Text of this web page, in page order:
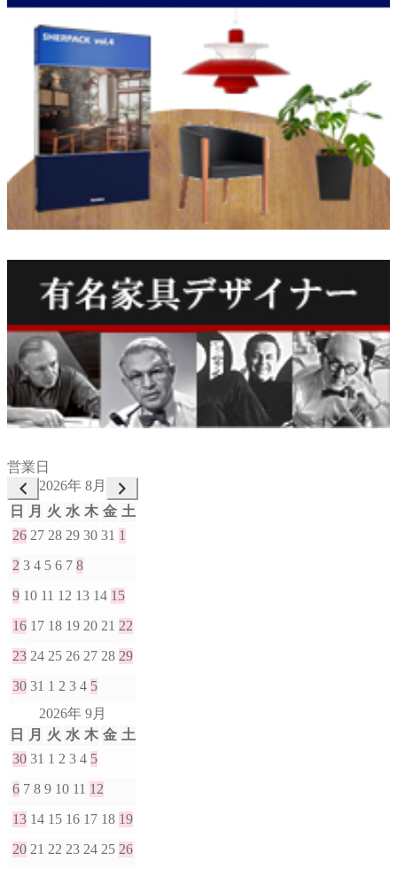
営業日
2026年 8月
日
月 火 水 木 金 土
26 27 28 29 30 31 1
2 3 4 5 6 7 8
9 10 11 12 13 14 15
16 17 18 19 20 21 22
23 24 25 26 27 28 29
30 31 1 2 3 4 5
2026年 9月
日
月 火 水 木 金 土
30 31 1 2 3 4 5
6 7 8 9 10 11 12
13 14 15 16 17 18 19
20 21 22 23 24 25 26